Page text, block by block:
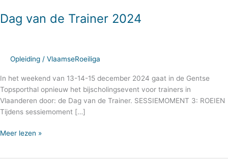
Dag van de Trainer 2024
Opleiding / VlaamseRoeiliga
In het weekend van 13-14-15 december 2024 gaat in de Gentse
Topsporthal opnieuw het bijscholingsevent voor trainers in
Vlaanderen door: de Dag van de Trainer. SESSIEMOMENT 3: ROEIEN
Tijdens sessiemoment […]
de
Meer lezen »